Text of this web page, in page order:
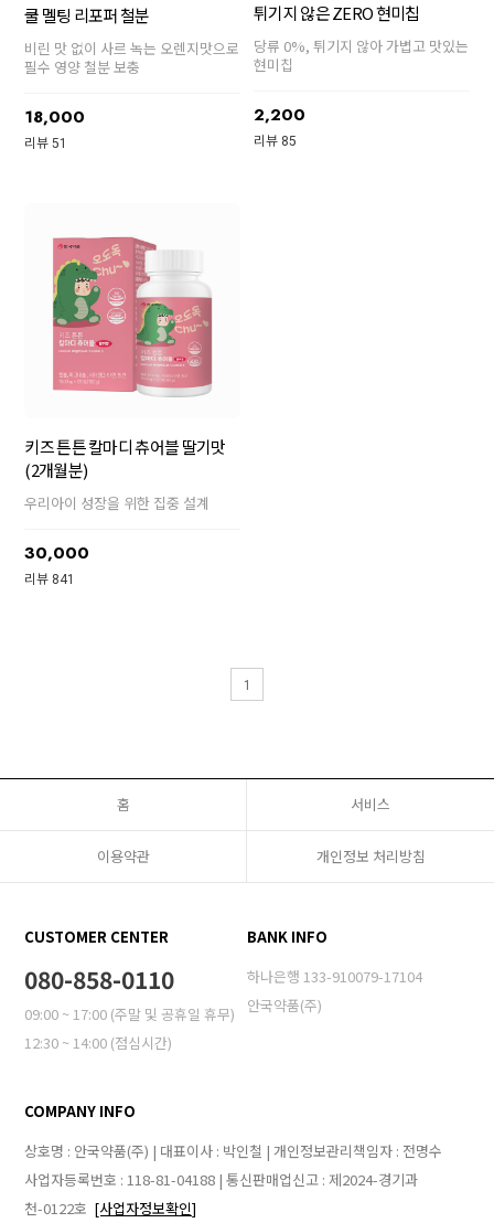
쿨 멜팅 리포퍼 철분
비린 맛 없이 사르 녹는 오렌지맛으로
필수 영양 철분 보충
18,000
리뷰 51
튀기지 않은 ZERO 현미칩
당류 0%, 튀기지 않아 가볍고 맛있는
현미칩
2,200
리뷰 85
키즈 튼튼 칼마디 츄어블 딸기맛
(2개월분)
우리아이 성장을 위한 집중 설계
30,000
리뷰 841
1
홈 서비스
이용약관 개인정보 처리방침
CUSTOMER CENTER
080-858-0110
09:00 ~ 17:00 (주말 및 공휴일 휴무)
12:30 ~ 14:00 (점심시간)
BANK INFO
하나은행 133-910079-17104
안국약품(주)
COMPANY INFO
상호명 : 안국약품(주) | 대표이사 : 박인철 | 개인정보관리책임자 : 전명수
사업자등록번호 : 118-81-04188 | 통신판매업신고 : 제2024-경기과
천-0122호 [사업자정보확인]